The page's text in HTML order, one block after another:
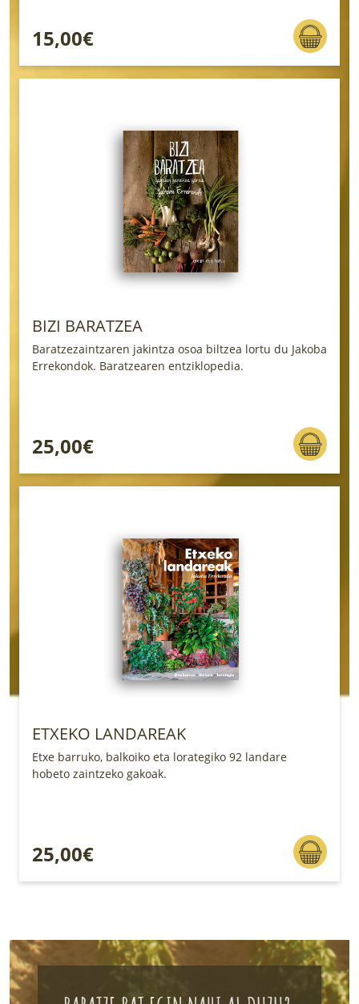
15,00€
BIZI BARATZEA
Baratzezaintzaren jakintza osoa biltzea lortu du Jakoba
Errekondok. Baratzearen entziklopedia.
25,00€
ETXEKO LANDAREAK
Etxe barruko, balkoiko eta lorategiko 92 landare
hobeto zaintzeko gakoak.
25,00€